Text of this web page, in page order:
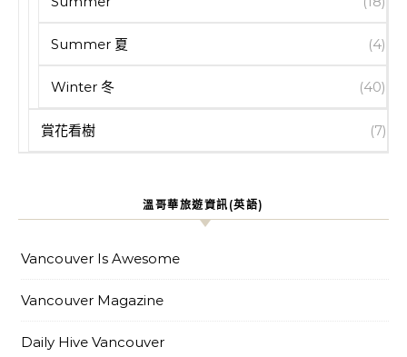
Summer 夏 (4)
Winter 冬 (40)
賞花看樹 (7)
溫哥華旅遊資訊(英語)
Vancouver Is Awesome
Vancouver Magazine
Daily Hive Vancouver